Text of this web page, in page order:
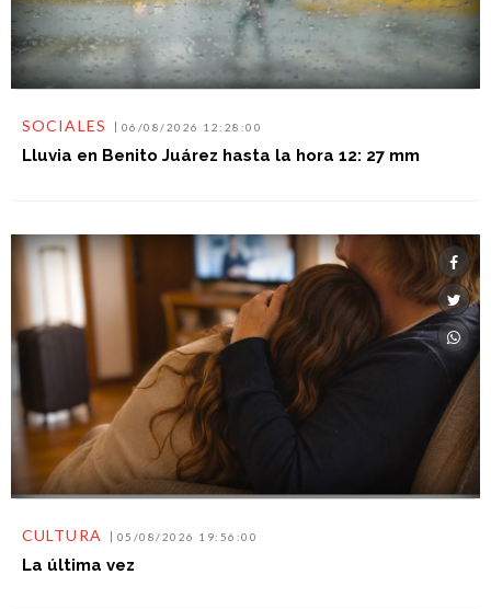
SOCIALES 06/08/2026 12:28:00
Lluvia en Benito Juárez hasta la hora 12: 27 mm
CULTURA 05/08/2026 19:56:00
La última vez